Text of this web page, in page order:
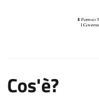
Cos'è?